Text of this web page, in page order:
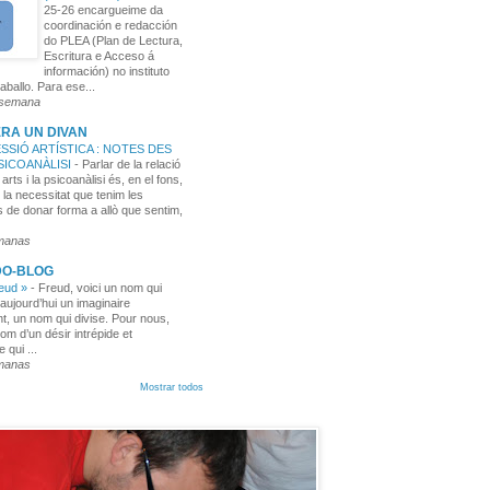
25-26 encargueime da
coordinación e redacción
do PLEA (Plan de Lectura,
Escritura e Acceso á
información) no instituto
Para ese...
UN DIVAN
ARTÍSTICA : NOTES DES
- Parlar de la relació
i la psicoanàlisi és, en el fons,
la necessitat que tenim les
de donar forma a allò que sentim,
BLOG
» - Freud, voici un nom qui
un imaginaire
un nom qui divise. Pour nous,
d’un désir intrépide et
qui ...
Mostrar todos